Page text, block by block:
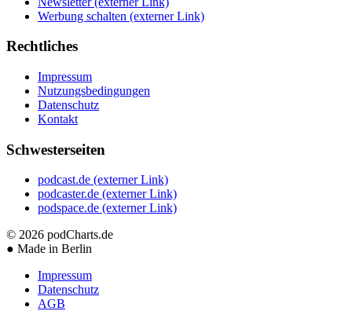
Werbung schalten (externer Link)
Rechtliches
Impressum
Nutzungsbedingungen
Datenschutz
Kontakt
Schwesterseiten
podcast.de (externer Link)
podcaster.de (externer Link)
podspace.de (externer Link)
© 2026 podCharts.de
● Made in Berlin
Impressum
Datenschutz
AGB